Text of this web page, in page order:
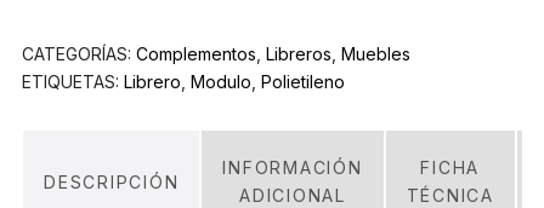
CATEGORÍAS: Complementos Libreros Muebles
ETIQUETAS: Librero Modulo Polietileno
DESCRIPCIÓN
INFORMACIÓN
ADICIONAL
FICHA
TÉCNICA